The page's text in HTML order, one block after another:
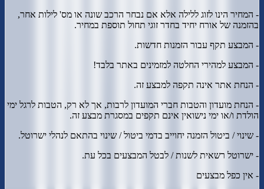
- המחיר הינו לזוג ללילה אלא אם נבחר הרכב שונה או מס' לילות אחר,
בהזמנה של אורח יחיד בחדר זוגי תחול תוספת במחיר.
- המבצע תקף עבור הזמנות חדשות.
- המבצע למהירי החלטה למזמינים באתר בלבד!
- הנחת אתר אינה תקפה למבצע זה.
- הנחת מועדון והטבות חברי המועדון לרבות, אך לא רק, הטבות לרגל ימי
הולדת ו/או ימי נישואין אינם תקפים במסגרת מבצע זה.
- שינוי / ביטול הזמנה יחוייב בדמי ביטול / שינוי בהתאם לנהלי ישרוטל.
- ישרוטל רשאית לשנות / לבטל המבצעים בכל עת.
- אין כפל מבצעים